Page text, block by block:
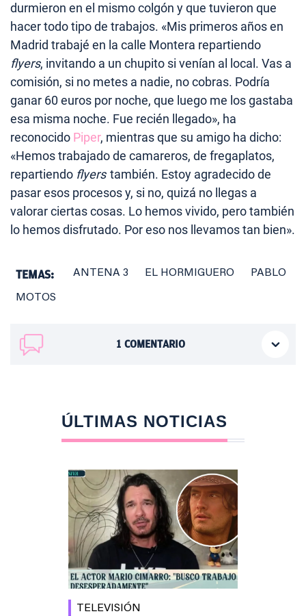
durmieron en el mismo colgón y que tuvieron que
hacer todo tipo de trabajos. «Mis primeros años en
Madrid trabajé en la calle Montera repartiendo
flyers, invitando a un chupito si venían al local. Vas a
comisión, si no metes a nadie, no cobras. Podría
ganar 60 euros por noche, que luego me los gastaba
esa misma noche. Fue recién llegado», ha
reconocido Piper, mientras que su amigo ha dicho:
«Hemos trabajado de camareros, de fregaplatos,
repartiendo flyers también. Estoy agradecido de
pasar esos procesos y, si no, quizá no llegas a
valorar ciertas cosas. Lo hemos vivido, pero también
lo hemos disfrutado. Por eso nos llevamos tan bien».
TEMAS: ANTENA 3 EL HORMIGUERO PABLO
MOTOS
1 COMENTARIO
ÚLTIMAS NOTICIAS
TELEVISIÓN